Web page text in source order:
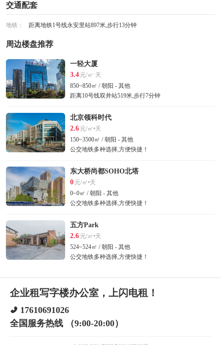
交通配套
地铁： 距离地铁1号线永安里站897米,步行13分钟
周边楼盘推荐
一轻大厦
3.4 元/㎡·天
850~850㎡ / 朝阳 - 其他
距离10号线双井站519米,步行7分钟
北京领科时代
2.6 元/㎡•天
150~3500㎡ / 朝阳 - 其他
公交地铁多种选择,方便快捷！
东大桥尚都SOHO北塔
0 元/㎡•天
0~0㎡ / 朝阳 - 其他
公交地铁多种选择,方便快捷！
五方Park
2.6 元/㎡•天
524~524㎡ / 朝阳 - 其他
公交地铁多种选择,方便快捷！
企业租写字楼办公室，上闪电租！
17610691026
全国服务热线 （9:00-20:00）